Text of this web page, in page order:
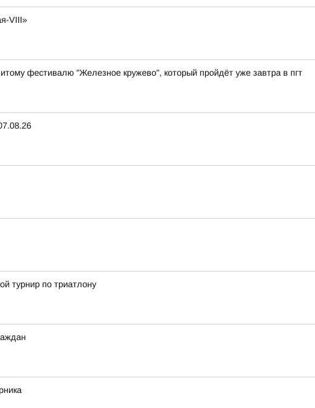
VIII»
фестивалю "Железное кружево", который пройдёт уже завтра в пгт
турнир по триатлону